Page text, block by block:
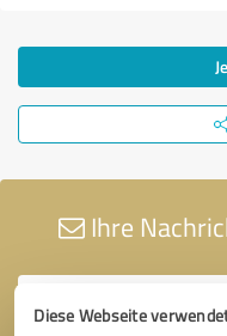
Diese Webseite
Ihre